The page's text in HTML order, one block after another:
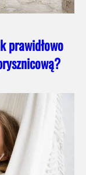
prawidłowo